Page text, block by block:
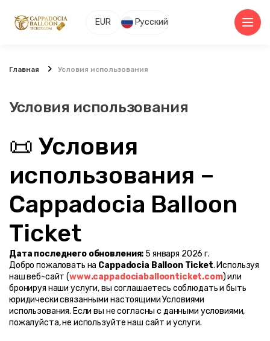
EUR Русский
Главная Условия использования
Условия использования
📜 Условия
использования –
Cappadocia Balloon
Ticket
Дата последнего обновления: 5 января 2026 г.
Добро пожаловать на Cappadocia Balloon Ticket. Используя
наш веб-сайт (www.cappadociaballoonticket.com) или
бронируя наши услуги, вы соглашаетесь соблюдать и быть
юридически связанными настоящими Условиями
использования. Если вы не согласны с данными условиями,
пожалуйста, не используйте наш сайт и услуги.